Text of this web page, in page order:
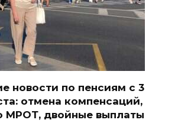
новости по пенсиям с 3
отмена компенсаций,
МРОТ, двойные выплаты